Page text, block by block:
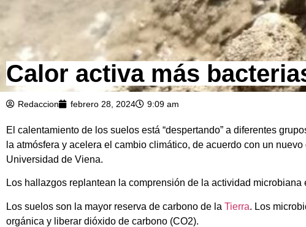
Calor activa más
Redaccion febrero 28, 2024 9:09 am
El calentamiento de los suelos está “despertando” a diferentes
la atmósfera y acelera el cambio climático, de acuerdo con un
Universidad de Viena.
Los hallazgos replantean la comprensión de la actividad microbiana
Los suelos son la mayor reserva de carbono de la Tierra. Los
orgánica y liberar dióxido de carbono (CO2).